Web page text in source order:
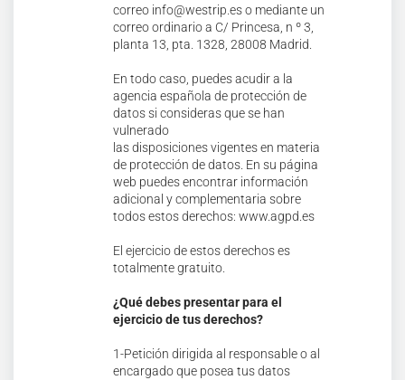
correo info@westrip.es o mediante un
correo ordinario a C/ Princesa, n º 3,
planta 13, pta. 1328, 28008 Madrid.
En todo caso, puedes acudir a la
agencia española de protección de
datos si consideras que se han
vulnerado
las disposiciones vigentes en materia
de protección de datos. En su página
web puedes encontrar información
adicional y complementaria sobre
todos estos derechos: www.agpd.es
El ejercicio de estos derechos es
totalmente gratuito.
¿Qué debes presentar para el
ejercicio de tus derechos?
1-Petición dirigida al responsable o al
encargado que posea tus datos